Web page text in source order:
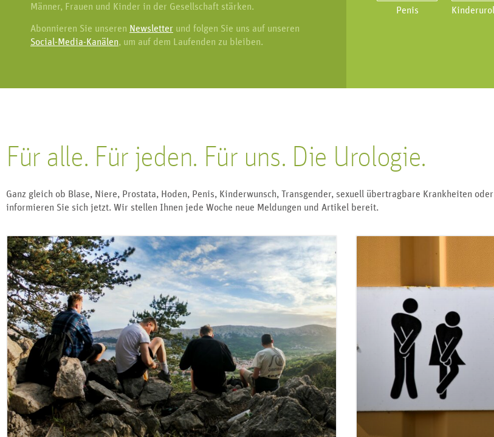
Männer, Frauen und Kinder in der Gesellschaft stärken.
Abonnieren Sie unseren Newsletter und folgen Sie uns auf unseren
Social-Media-Kanälen, um auf dem Laufenden zu bleiben.
Penis
Für alle. Für jeden. Für uns. Die Urologie.
Ganz gleich ob Blase, Niere, Prostata, Hoden, Penis, Kinderwunsch, Transgender, sexuell übertragbare Krankheiten
informieren Sie sich jetzt. Wir stellen Ihnen jede Woche neue Meldungen und Artikel bereit.